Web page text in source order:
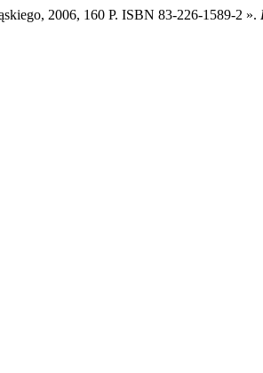
2006, 160 P. ISBN 83-226-1589-2 ».